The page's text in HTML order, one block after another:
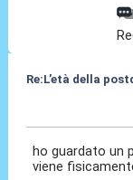
Re:L’età della
ho guardato un
viene